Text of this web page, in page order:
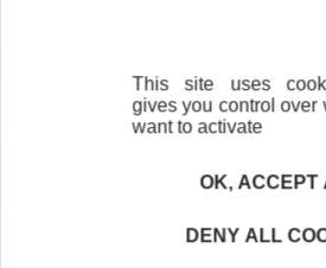
Le concours "Créatrices
Opération "Ma boutique à
This site uses
gives you control over
want to activate
OK, ACCEPT
DENY ALL